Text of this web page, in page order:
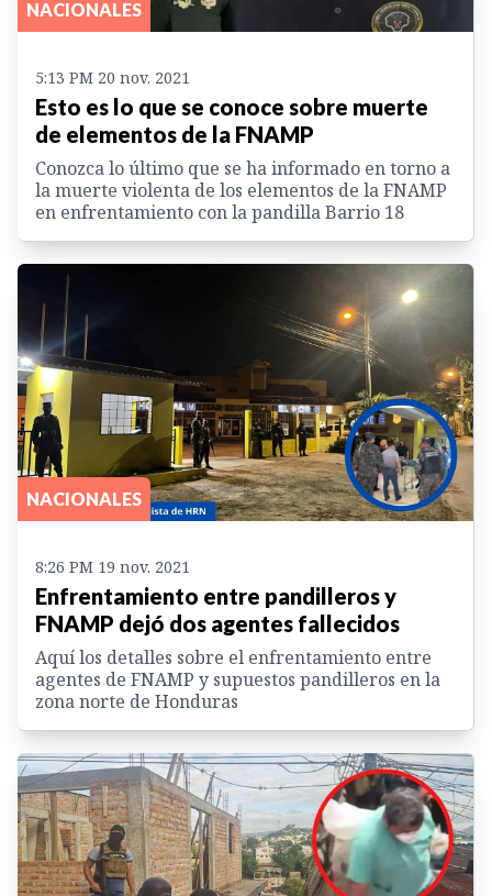
NACIONALES
5:13 PM 20 nov. 2021
Esto es lo que se conoce sobre muerte
de elementos de la FNAMP
Conozca lo último que se ha informado en torno a
la muerte violenta de los elementos de la FNAMP
en enfrentamiento con la pandilla Barrio 18
NACIONALES
8:26 PM 19 nov. 2021
Enfrentamiento entre pandilleros y
FNAMP dejó dos agentes fallecidos
Aquí los detalles sobre el enfrentamiento entre
agentes de FNAMP y supuestos pandilleros en la
zona norte de Honduras